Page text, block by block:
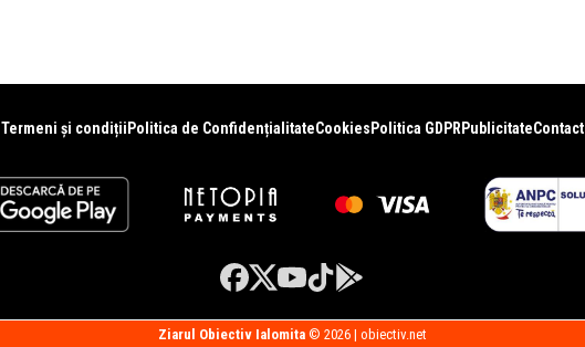
Termeni și condiții Politica de ConfidențialitateCookies Politica GDPR PublicitateContact
Ziarul Obiectiv Ialomita© 2026 | obiectiv.net